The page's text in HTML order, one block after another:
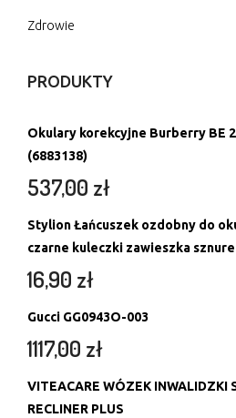
Zdrowie
PRODUKTY
Okulary korekcyjne Burberry BE
(6883138)
537,00 zł
Stylion Łańcuszek ozdobny do
czarne kuleczki zawieszka
16,90 zł
Gucci GG0943O-003
1117,00 zł
VITEACARE WÓZEK INWALIDZKI
RECLINER PLUS